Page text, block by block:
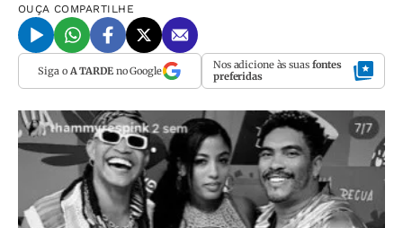
OUÇA COMPARTILHE
Siga o A TARDEno Google Nos adicione às suas fontes
preferidas